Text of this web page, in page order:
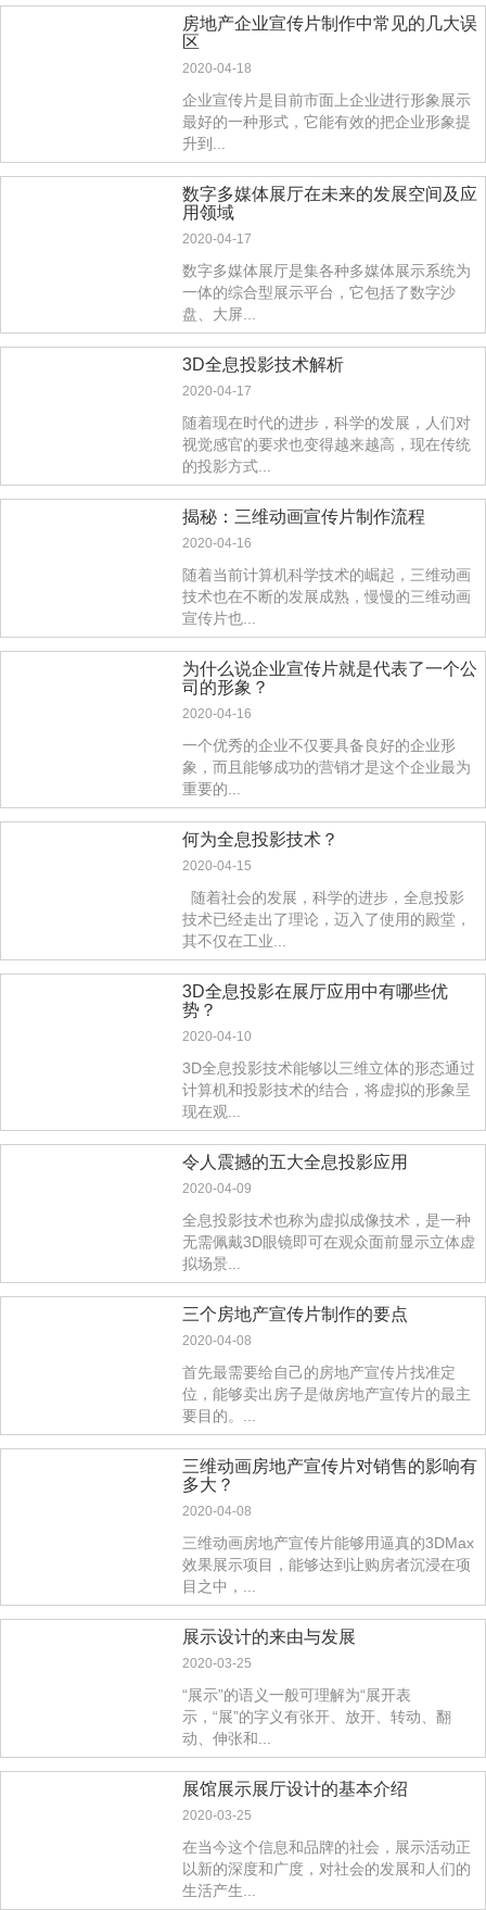
房地产企业宣传片制作中常见的几大误
区
2020-04-18
企业宣传片是目前市面上企业进行形象展示
最好的一种形式，它能有效的把企业形象提
升到...
数字多媒体展厅在未来的发展空间及应
用领域
2020-04-17
数字多媒体展厅是集各种多媒体展示系统为
一体的综合型展示平台，它包括了数字沙
盘、大屏...
3D全息投影技术解析
2020-04-17
随着现在时代的进步，科学的发展，人们对
视觉感官的要求也变得越来越高，现在传统
的投影方式...
揭秘：三维动画宣传片制作流程
2020-04-16
随着当前计算机科学技术的崛起，三维动画
技术也在不断的发展成熟，慢慢的三维动画
宣传片也...
为什么说企业宣传片就是代表了一个公
司的形象？
2020-04-16
一个优秀的企业不仅要具备良好的企业形
象，而且能够成功的营销才是这个企业最为
重要的...
何为全息投影技术？
2020-04-15
随着社会的发展，科学的进步，全息投影
技术已经走出了理论，迈入了使用的殿堂，
其不仅在工业...
3D全息投影在展厅应用中有哪些优
势？
2020-04-10
3D全息投影技术能够以三维立体的形态通过
计算机和投影技术的结合，将虚拟的形象呈
现在观...
令人震撼的五大全息投影应用
2020-04-09
全息投影技术也称为虚拟成像技术，是一种
无需佩戴3D眼镜即可在观众面前显示立体虚
拟场景...
三个房地产宣传片制作的要点
2020-04-08
首先最需要给自己的房地产宣传片找准定
位，能够卖出房子是做房地产宣传片的最主
要目的。...
三维动画房地产宣传片对销售的影响有
多大？
2020-04-08
三维动画房地产宣传片能够用逼真的3DMax
效果展示项目，能够达到让购房者沉浸在项
目之中，...
展示设计的来由与发展
2020-03-25
“展示”的语义一般可理解为“展开表
示，“展”的字义有张开、放开、转动、翻
动、伸张和...
展馆展示展厅设计的基本介绍
2020-03-25
在当今这个信息和品牌的社会，展示活动正
以新的深度和广度，对社会的发展和人们的
生活产生...